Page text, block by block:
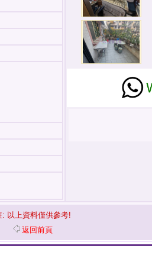
: 以上資料僅供參考!
返回前頁